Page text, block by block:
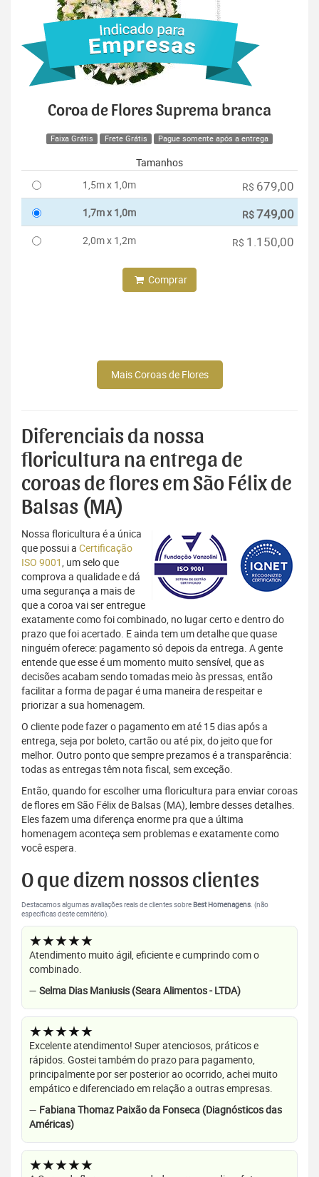
Coroa de Flores Suprema branca
Faixa Grátis Frete Grátis Pague somente após a entrega
Tamanhos
1,5m x 1,0m
R$ 679,00
1,7m x 1,0m R$749,00
2,0m x 1,2m R$ 1.150,00
Comprar
Mais Coroas de Flores
Diferenciais da nossa
floricultura na entrega de
coroas de flores em São Félix de
Balsas (MA)
Nossa floricultura é a única
que possui a Certificação
ISO 9001, um selo que
comprova a qualidade e dá
uma segurança a mais de
que a coroa vai ser entregue
exatamente como foi combinado, no lugar certo e dentro do
prazo que foi acertado. E ainda tem um detalhe que quase
ninguém oferece: pagamento só depois da entrega. A gente
entende que esse é um momento muito sensível, que as
decisões acabam sendo tomadas meio às pressas, então
facilitar a forma de pagar é uma maneira de respeitar e
priorizar a sua homenagem.
O cliente pode fazer o pagamento em até 15 dias após a
entrega, seja por boleto, cartão ou até pix, do jeito que for
melhor. Outro ponto que sempre prezamos é a transparência:
todas as entregas têm nota fiscal, sem exceção.
Então, quando for escolher uma floricultura para enviar coroas
de flores em São Félix de Balsas (MA), lembre desses detalhes.
Eles fazem uma diferença enorme pra que a última
homenagem aconteça sem problemas e exatamente como
você espera.
O que dizem nossos clientes
Destacamos algumas avaliações reais de clientes sobre Best Homenagens. (não
específicas deste cemitério).
★★★★★
Atendimento muito ágil, eficiente e cumprindo com o
combinado.
— Selma Dias Maniusis (Seara Alimentos - LTDA)
★★★★★
Excelente atendimento! Super atenciosos, práticos e
rápidos. Gostei também do prazo para pagamento,
principalmente por ser posterior ao ocorrido, achei muito
empático e diferenciado em relação a outras empresas.
— Fabiana Thomaz Paixão da Fonseca (Diagnósticos das
Américas)
★★★★★